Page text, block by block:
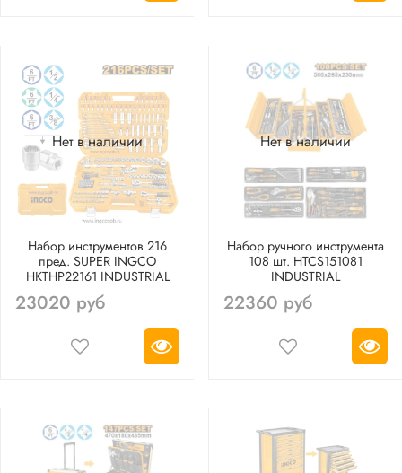
Нет в наличии
Набор инструментов 216
пред. SUPER INGCO
HKTHP22161 INDUSTRIAL
23020 руб
Нет в наличии
Набор ручного инструмента
108 шт. HTCS151081
INDUSTRIAL
22360 руб